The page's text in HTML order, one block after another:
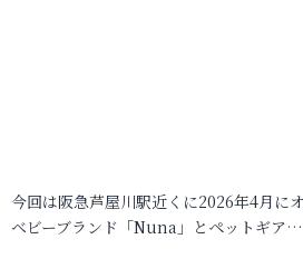
今回は阪急芦屋川駅近くに2026年4月に
ベビーブランド「Nuna」とペットギア…